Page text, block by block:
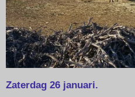
Zaterdag 26 januari.